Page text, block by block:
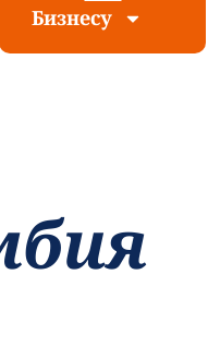
Бизнесу